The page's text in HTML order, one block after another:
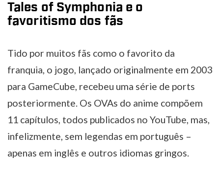
Tales of Symphonia e o
favoritismo dos fãs
Tido por muitos fãs como o favorito da
franquia, o jogo, lançado originalmente em 2003
para GameCube, recebeu uma série de ports
posteriormente. Os OVAs do anime compõem
11 capítulos, todos publicados no YouTube, mas,
infelizmente, sem legendas em português –
apenas em inglês e outros idiomas gringos.